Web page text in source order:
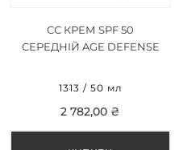
СС КРЕМ SPF 50
СЕРЕДНІЙ AGE DEFENSE
1313 / 50 мл
2 782,00 ₴